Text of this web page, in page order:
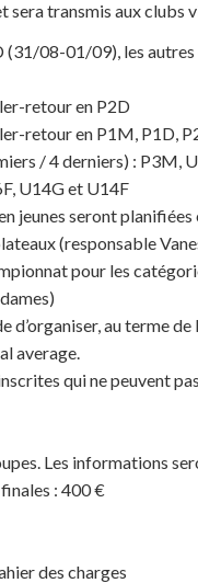
sera transmis aux clubs
(31/08-01/09), les
retour en P2D
retour en P1M, P1D,
/ 4 derniers) : P3M,
U14G et U14F
jeunes seront
(responsable
pour les
d’organiser, au terme
average.
qui ne peuvent
Les informations
: 400 €
des charges